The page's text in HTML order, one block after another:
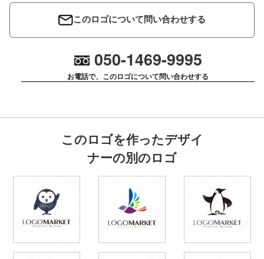
このロゴについて問い合わせする
050-1469-9995
お電話で、このロゴについて問い合わせする
このロゴを作ったデザイ
ナーの別のロゴ